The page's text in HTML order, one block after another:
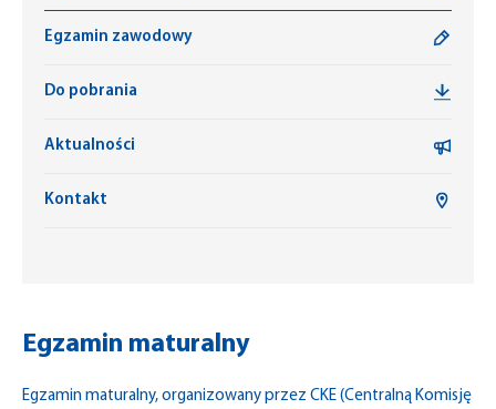
Egzamin zawodowy
Do pobrania
Aktualności
Kontakt
Egzamin maturalny
Egzamin maturalny, organizowany przez CKE (Centralną Komisję